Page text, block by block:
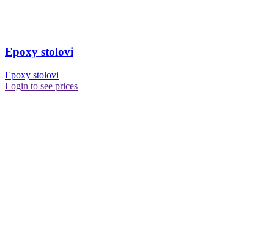
Epoxy stolovi
Epoxy stolovi
Login to see prices